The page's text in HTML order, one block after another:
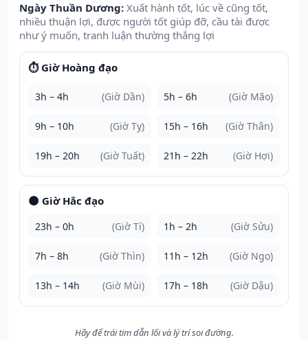
Ngày Thuần Dương: Xuất hành tốt, lúc về cũng tốt,
nhiều thuận lợi, được người tốt giúp đỡ, cầu tài được
như ý muốn, tranh luận thường thắng lợi
⏱️ Giờ Hoàng đạo
3h – 4h (Giờ Dần) 5h – 6h (Giờ Mão)
9h – 10h (Giờ Tỵ) 15h – 16h (Giờ Thân)
19h – 20h (Giờ Tuất) 21h – 22h (Giờ Hợi)
🌑 Giờ Hắc đạo
23h – 0h (Giờ Tí) 1h – 2h (Giờ Sửu)
7h – 8h (Giờ Thìn) 11h – 12h (Giờ Ngọ)
13h – 14h (Giờ Mùi) 17h – 18h (Giờ Dậu)
Hãy để trái tim dẫn lối và lý trí soi đường.